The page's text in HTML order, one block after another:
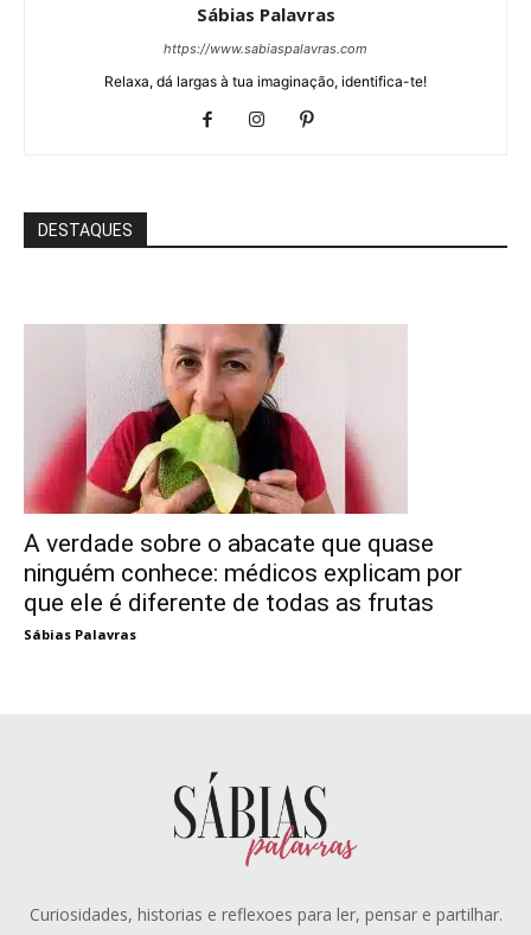
Sábias Palavras
https://www.sabiaspalavras.com
Relaxa, dá largas à tua imaginação, identifica-te!
DESTAQUES
A verdade sobre o abacate que quase
ninguém conhece: médicos explicam por
que ele é diferente de todas as frutas
Sábias Palavras
Curiosidades, historias e reflexoes para ler, pensar e partilhar.